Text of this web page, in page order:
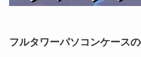
フルタワーパソコンケース